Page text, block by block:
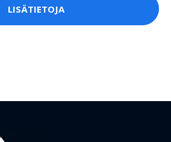
LISÄTIETOJA